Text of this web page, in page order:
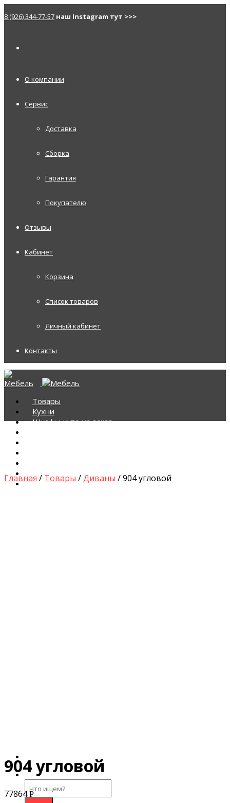
8 (926) 344-77-57 наш Instagram тут >>>
О компании
Сервис
Доставка
Сборка
Гарантия
Покупателю
Отзывы
Кабинет
Корзина
Список товаров
Личный кабинет
Контакты
Товары
Кухни
Шкафы-купе на заказ
Кровати и Матрасы
Столы и Стулья
Search
for:
Главная / Товары /Диваны / 904 угловой
904 угловой
77864Р